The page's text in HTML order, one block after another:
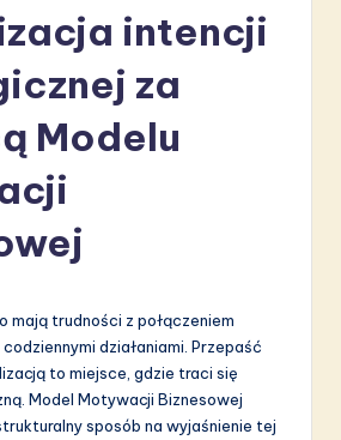
intencji
za
Modelu
mają trudności z połączeniem
działaniami. Przepaść
to miejsce, gdzie traci się
Model Motywacji Biznesowej
sposób na wyjaśnienie tej